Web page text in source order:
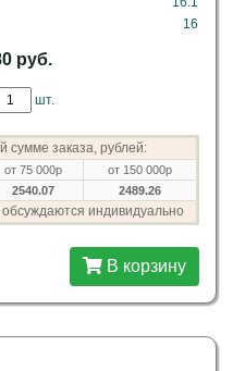
16
руб.
шт.
сумме заказа, рублей:
от 75 000р
от 150 000р
2540.07 2489.26
индивидуально
В корзину